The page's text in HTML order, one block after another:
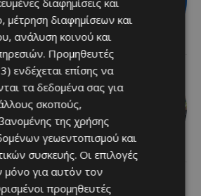
100
ύδρευσης στο
διαφημίσεις και
μέτρηση διαφημίσεων και
ανάλυση κοινού και
Προμηθευτές
ενδέχεται επίσης να
τα δεδομένα σας για
σκοπούς,
της χρήσης
γεωεντοπισμού και
συσκευής. Οι επιλογές
μόνο για αυτόν τον
προμηθευτές